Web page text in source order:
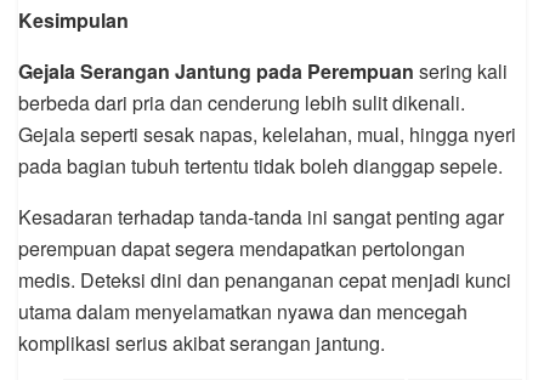
Kesimpulan
Gejala Serangan Jantung pada Perempuan sering kali
berbeda dari pria dan cenderung lebih sulit dikenali.
Gejala seperti sesak napas, kelelahan, mual, hingga nyeri
pada bagian tubuh tertentu tidak boleh dianggap sepele.
Kesadaran terhadap tanda-tanda ini sangat penting agar
perempuan dapat segera mendapatkan pertolongan
medis. Deteksi dini dan penanganan cepat menjadi kunci
utama dalam menyelamatkan nyawa dan mencegah
komplikasi serius akibat serangan jantung.